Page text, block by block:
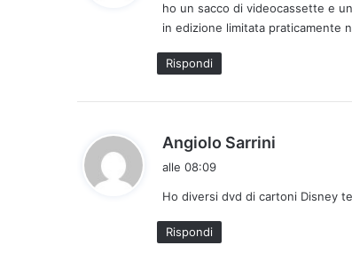
e
t
ho un sacco di videocassette e
in edizione limitata praticamente
Rispondi
Angiolo Sarrini
e
alle 08:09
Ho diversi dvd di cartoni Disney
Rispondi